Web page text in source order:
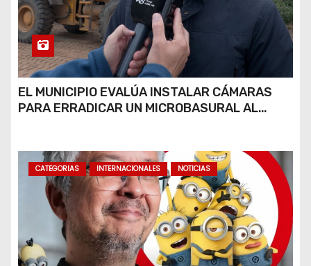
EL MUNICIPIO EVALÚA INSTALAR CÁMARAS
PARA ERRADICAR UN MICROBASURAL AL
CATEGORIAS INTERNACIONALES NOTICIAS